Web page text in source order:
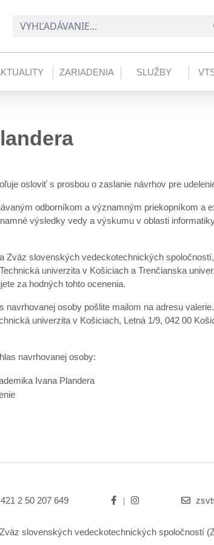
ZARIADENIA SLUŽBY
osloviť s prosbou o zaslanie návrhov pre
odborníkom a významným priekopníkom a
výsledky vedy a výskumu v oblasti
Zväz slovenských vedeckotechnických
univerzita v Košiciach a Trenčianska
za hodných tohto ocenenia.
osoby pošlite mailom na adresu
univerzita v Košiciach, Letná 1/9, 042 00
navrhovanej osoby:
Ivana Plandera
2 50 207 649
Zväz slovenských vedeckotechnických spoločností